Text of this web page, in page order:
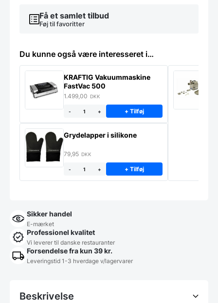
Få et samlet tilbud
Føj til favoritter
Du kunne også være interesseret i…
KRAFTIG Vakuummaskine
FastVac 500
1.499,00 DKK
- + + Tilføj
Grydelapper i silikone
79,95 DKK
- + + Tilføj
Sikker handel
E-mærket
Professionel kvalitet
Vi leverer til danske restauranter
Forsendelse fra kun 39 kr.
Leveringstid 1-3 hverdage v/lagervarer
Beskrivelse